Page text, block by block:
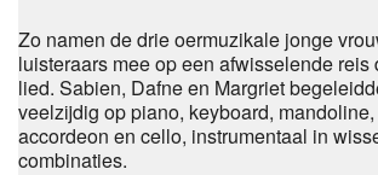
Zo namen de drie oermuzikale jonge
luisteraars mee op een afwisselende reis
lied. Sabien, Dafne en Margriet
veelzijdig op piano, keyboard, mandoline,
accordeon en cello, instrumentaal in
combinaties.